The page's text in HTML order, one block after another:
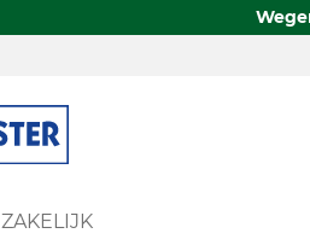
ZAKELIJK